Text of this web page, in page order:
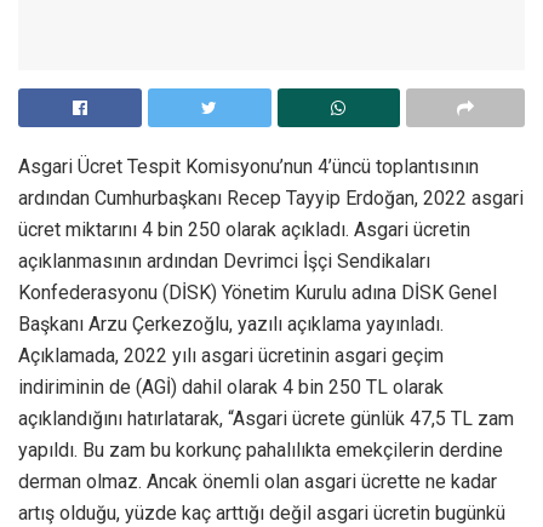
Asgari Ücret Tespit Komisyonu’nun 4’üncü toplantısının
ardından Cumhurbaşkanı Recep Tayyip Erdoğan, 2022 asgari
ücret miktarını 4 bin 250 olarak açıkladı. Asgari ücretin
açıklanmasının ardından Devrimci İşçi Sendikaları
Konfederasyonu (DİSK) Yönetim Kurulu adına DİSK Genel
Başkanı Arzu Çerkezoğlu, yazılı açıklama yayınladı.
Açıklamada, 2022 yılı asgari ücretinin asgari geçim
indiriminin de (AGİ) dahil olarak 4 bin 250 TL olarak
açıklandığını hatırlatarak, “Asgari ücrete günlük 47,5 TL zam
yapıldı. Bu zam bu korkunç pahalılıkta emekçilerin derdine
derman olmaz. Ancak önemli olan asgari ücrette ne kadar
artış olduğu, yüzde kaç arttığı değil asgari ücretin bugünkü